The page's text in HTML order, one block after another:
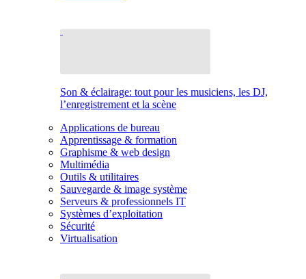
Son & éclairage: tout pour les musiciens, les DJ,
l’enregistrement et la scène
Applications de bureau
Apprentissage & formation
Graphisme & web design
Multimédia
Outils & utilitaires
Sauvegarde & image système
Serveurs & professionnels IT
Systèmes d’exploitation
Sécurité
Virtualisation